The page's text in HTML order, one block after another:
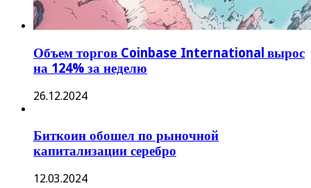
Объем торгов Coinbase International вырос
на 124% за неделю
26.12.2024
Биткоин обошел по рыночной
капитализации серебро
12.03.2024